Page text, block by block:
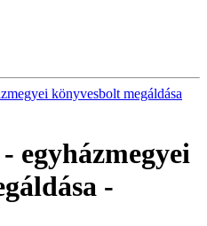
könyvesbolt megáldása
egyházmegyei
-